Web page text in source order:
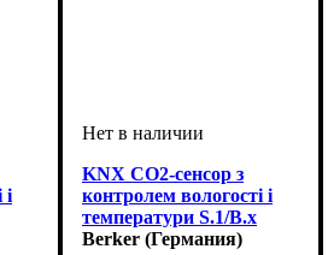
KNX CO2-сенсор з
контролем вологості і
температури S.1/B.x
алюміній
Berker (Германия)